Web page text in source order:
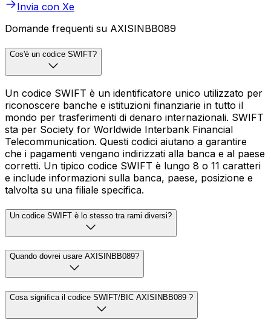
Invia con Xe
Domande frequenti su AXISINBB089
Cos'è un codice SWIFT?
Un codice SWIFT è un identificatore unico utilizzato per
riconoscere banche e istituzioni finanziarie in tutto il
mondo per trasferimenti di denaro internazionali. SWIFT
sta per Society for Worldwide Interbank Financial
Telecommunication. Questi codici aiutano a garantire
che i pagamenti vengano indirizzati alla banca e al paese
corretti. Un tipico codice SWIFT è lungo 8 o 11 caratteri
e include informazioni sulla banca, paese, posizione e
talvolta su una filiale specifica.
Un codice SWIFT è lo stesso tra rami diversi?
Quando dovrei usare AXISINBB089?
Cosa significa il codice SWIFT/BIC AXISINBB089 ?